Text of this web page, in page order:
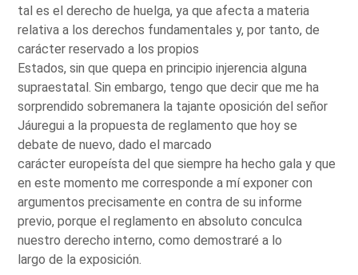
tal es el derecho de huelga, ya que afecta a materia
relativa a los derechos fundamentales y, por tanto, de
carácter reservado a los propios
Estados, sin que quepa en principio injerencia alguna
supraestatal. Sin embargo, tengo que decir que me ha
sorprendido sobremanera la tajante oposición del señor
Jáuregui a la propuesta de reglamento que hoy se
debate de nuevo, dado el marcado
carácter europeísta del que siempre ha hecho gala y que
en este momento me corresponde a mí exponer con
argumentos precisamente en contra de su informe
previo, porque el reglamento en absoluto conculca
nuestro derecho interno, como demostraré a lo
largo de la exposición.